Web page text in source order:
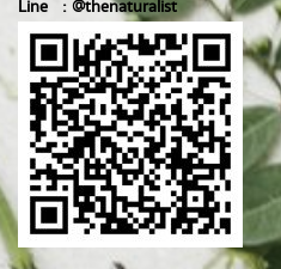
Line : @thenaturalist